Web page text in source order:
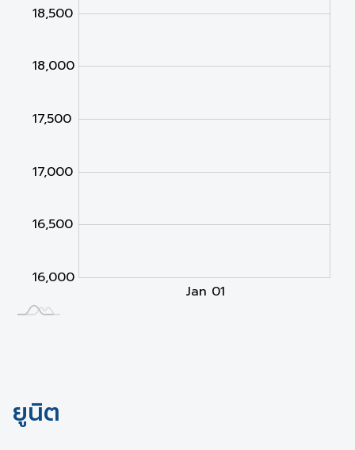
16,000
16,000
16,500
17,000
17,500
18,000
18,500
Jan 01
ยูนิต